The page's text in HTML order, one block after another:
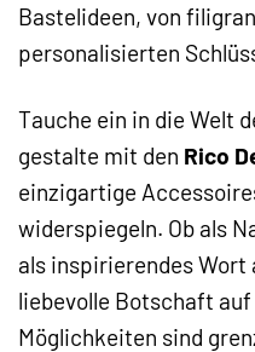
Bastelideen, von
personalisierten
Tauche ein in die Welt
gestalte mit den Rico
einzigartige
widerspiegeln. Ob als
als inspirierendes
liebevolle Botschaft
Möglichkeiten sind